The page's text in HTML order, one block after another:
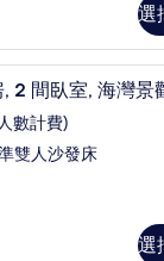
選
客房內保險箱
2 間臥室, 海灣景
數計費)
雙人沙發床
選